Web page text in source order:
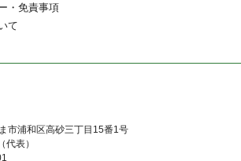
・免責事項
て
市浦和区高砂三丁目15番1号
表）